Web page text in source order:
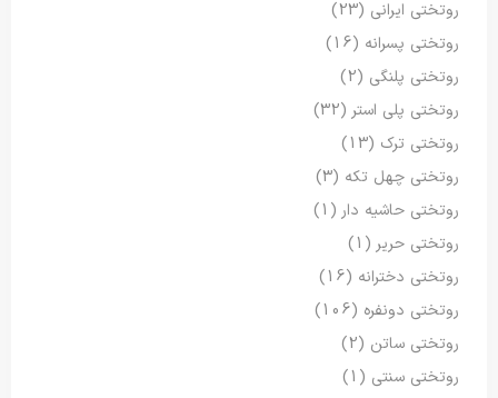
روتختی ایرانی (23)
روتختی پسرانه (16)
روتختی پلنگی (2)
روتختی پلی استر(32)
روتختی ترک (13)
روتختی چهل تکه (3)
روتختی حاشیه دار(1)
روتختی حریر(1)
روتختی دخترانه (16)
روتختی دونفره (106)
روتختی ساتن (2)
روتختی سنتی (1)